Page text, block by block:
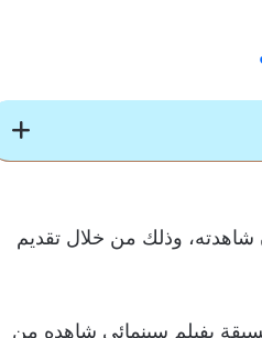
وذلك من خلال تقديم
بفيلم سينمائي شاهده من